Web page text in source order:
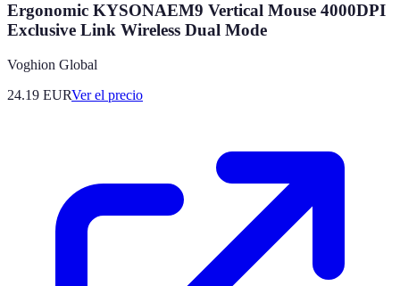
Ergonomic KYSONAEM9 Vertical Mouse 4000DPI
Exclusive Link Wireless Dual Mode
Voghion Global
24.19 EURVer el precio